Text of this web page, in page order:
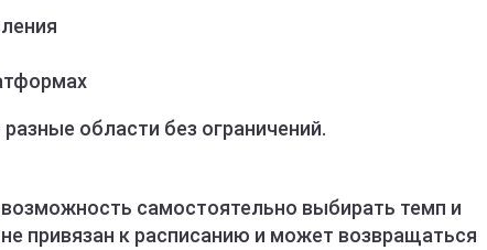
области без ограничений.
самостоятельно выбирать темп и
привязан к расписанию и может возвращаться